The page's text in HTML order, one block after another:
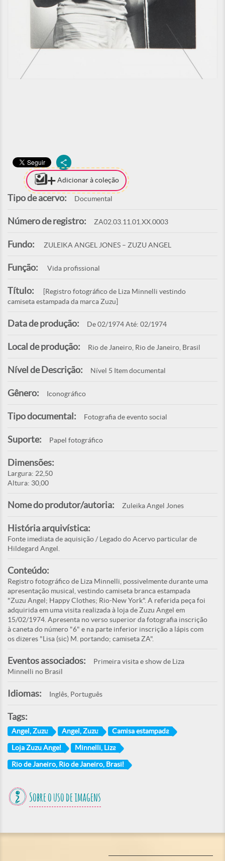
Adicionar à coleção
Tipo de acervo: Documental
Número de registro: ZA02.03.11.01.XX.0003
Fundo: ZULEIKA ANGEL JONES – ZUZU ANGEL
Função: Vida profissional
Título:
[Registro fotográfico de Liza Minnelli vestindo
camiseta estampada da marca Zuzu]
Data de produção: De 02/1974 Até: 02/1974
Local de produção: Rio de Janeiro, Rio de Janeiro, Brasil
Nível de Descrição: Nível 5 Item documental
Gênero: Iconográfico
Tipo documental: Fotografia de evento social
Suporte: Papel fotográfico
Dimensões:
Largura: 22,50
Altura: 30,00
Nome do produtor/autoria: Zuleika Angel Jones
História arquivística:
Fonte imediata de aquisição / Legado do Acervo particular de
Hildegard Angel.
Conteúdo:
Registro fotográfico de Liza Minnelli, possivelmente durante uma
apresentação musical, vestindo camiseta branca estampada
"Zuzu Angel; Happy Clothes; Rio-New York". A referida peça foi
adquirida em uma visita realizada à loja de Zuzu Angel em
15/02/1974. Apresenta no verso superior da fotografia inscrição
à caneta do número "6" e na parte inferior inscrição a lápis com
os dizeres "Lisa (sic) M. portando; camiseta ZA".
Eventos associados:
Primeira visita e show de Liza
Minnelli no Brasil
Idiomas: Inglês, Português
Tags:
Angel, Zuzu Angel, Zuzu Camisa estampada
Loja Zuzu Angel Minnelli, Liza
Rio de Janeiro, Rio de Janeiro, Brasil
Sobre o uso de imagens